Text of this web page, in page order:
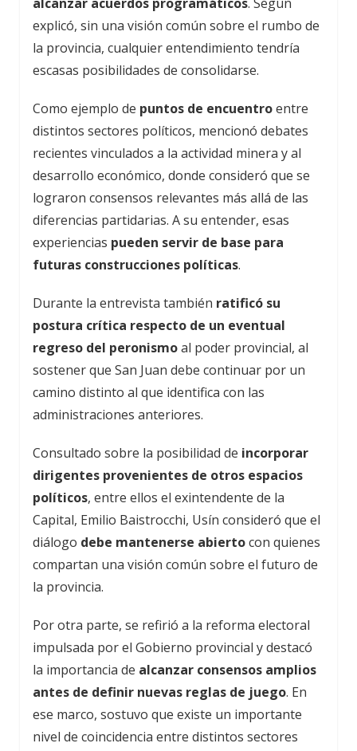
explicó, sin una visión común sobre el rumbo de
la provincia, cualquier entendimiento tendría
escasas posibilidades de consolidarse.
Como ejemplo de puntos de encuentroentre
distintos sectores políticos, mencionó debates
recientes vinculados a la actividad minera y al
desarrollo económico, donde consideró que se
lograron consensos relevantes más allá de las
diferencias partidarias. A su entender, esas
experiencias pueden servir de base para
futuras construcciones políticas.
Durante la entrevista también ratificó su
postura crítica respecto de un eventual
regreso del peronismoal poder provincial, al
sostener que San Juan debe continuar por un
camino distinto al que identifica con las
administraciones anteriores.
Consultado sobre la posibilidad de incorporar
dirigentes provenientes de otros espacios
políticos, entre ellos el exintendente de la
Capital, Emilio Baistrocchi, Usín consideró que el
diálogo debe mantenerse abiertocon quienes
compartan una visión común sobre el futuro de
la provincia.
Por otra parte, se refirió a la reforma electoral
impulsada por el Gobierno provincial y destacó
la importancia de alcanzar consensos amplios
antes de definir nuevas reglas de juego. En
ese marco, sostuvo que existe un importante
nivel de coincidencia entre distintos sectores